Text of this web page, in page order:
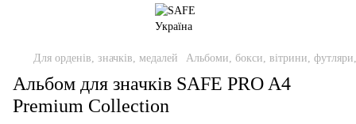
Для орденів, значків, медалей Альбоми, бокси, вітрини,
Альбом для значків SAFE PRO A4
Premium Collection